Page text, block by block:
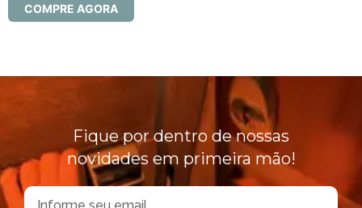
COMPRE AGORA
Fique por dentro de nossas
novidades em primeira mão!